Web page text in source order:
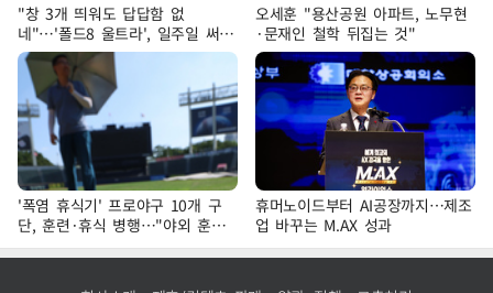
"창 3개 띄워도 답답함 없
네"…'폴드8 울트라', 일주일 써보
니
오세훈 "용산공원 아파트, 노무현
·문재인 철학 뒤집는 것"
'폭염 휴식기' 프로야구 10개 구
단, 훈련·휴식 병행…"야외 훈련
해도 안전 최우선"
휴머노이드부터 AI공장까지…제조
업 바꾸는 M.AX 성과